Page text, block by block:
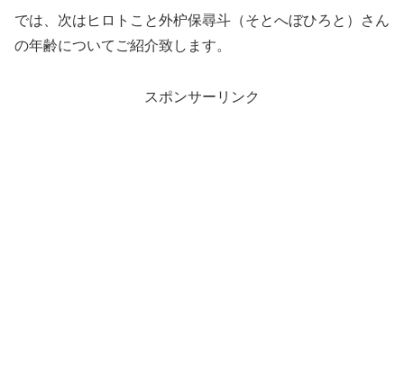
では、次はヒロトこと外枦保尋斗（そとへぼひろと）さん
の年齢についてご紹介致します。
スポンサーリンク